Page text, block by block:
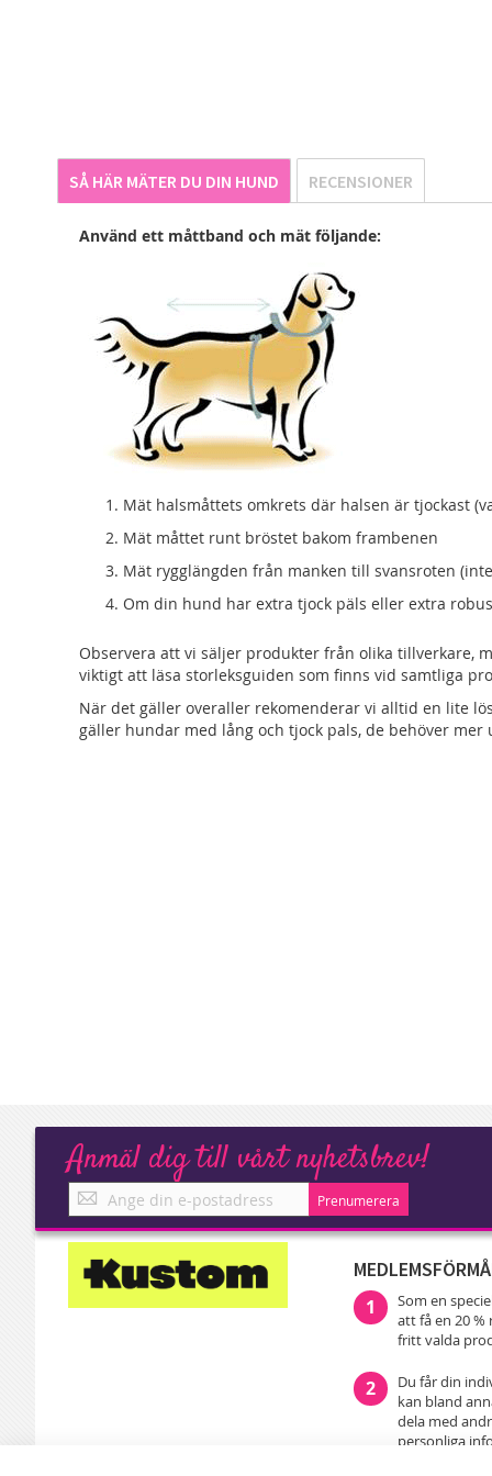
SÅ HÄR MÄTER DU DIN HUND
Använd ett måttband och mät följande:
Mät halsmåttets omkrets där halsen är tjockast
Mät måttet runt bröstet bakom frambenen
Mät rygglängden från manken till svansroten
Om din hund har extra tjock päls eller extra
Observera att vi säljer produkter från olika tillverkare,
viktigt att läsa storleksguiden som finns vid samtliga
När det gäller overaller rekomenderar vi alltid en lite
gäller hundar med lång och tjock pals, de behöver
RECENSIONER
Anmäl dig till vårt nyhetsbrev!
Anmäl
dig
till
vårt
nyhetsbrev!
Prenumerera
1
Som en
att få en 20
fritt valda
2
Du får din
kan bland
dela med
personliga